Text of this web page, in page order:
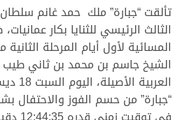
تألقت “جبارة” ملك حمد غانم
الثالث الرئيسي للثنايا بكار
المسائية لأول أيام المرحلة
الشيخ جاسم بن محمد بن ثاني طيب
“جبارة” من حسم الفوز والاحتفال